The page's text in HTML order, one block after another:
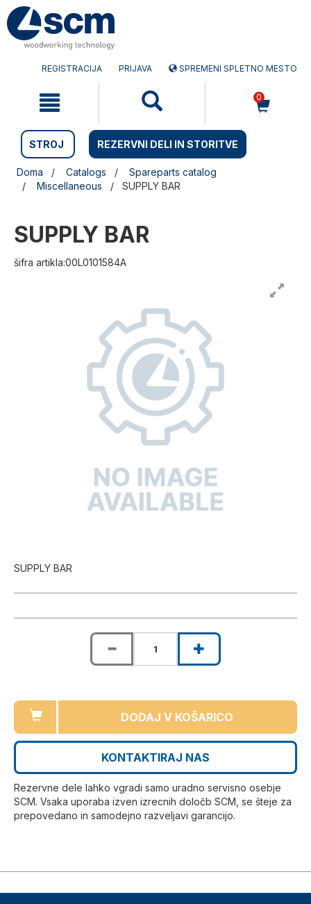
Preskočite
na
vsebino
Preskočite
na
navigacijski
REGISTRACIJA PRIJAVA SPREMENI SPLETNO MESTO
0
STROJ REZERVNI DELI IN STORITVE
Doma Catalogs
Spareparts catalog
Miscellaneous
SUPPLY BAR
SUPPLY BAR
šifra artikla:00L0101584A
SUPPLY BAR
DODAJ V KOŠARICO
KONTAKTIRAJ NAS
Rezervne dele lahko vgradi samo uradno servisno osebje
SCM. Vsaka uporaba izven izrecnih določb SCM, se šteje za
prepovedano in samodejno razveljavi garancijo.